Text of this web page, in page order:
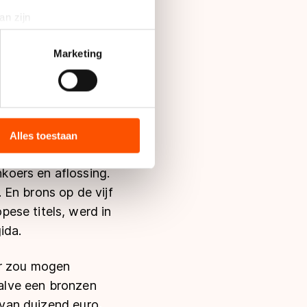
zijn
detailgedeeltein. U kunt uw
advertenties en
zij hebben verzameld via
de VS, waar mogelijk geen
in met deze overdracht.
Marketing
Alles toestaan
2015 in
de
zeven medailles:
en aflossing.
En brons op de vijf
titels, werd in
zou mogen
een bronzen